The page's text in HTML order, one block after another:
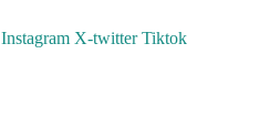
Instagram X-twitter Tiktok